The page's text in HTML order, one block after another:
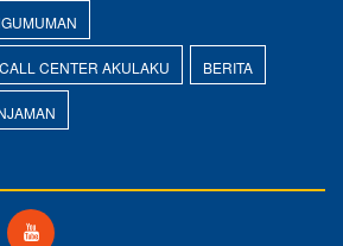
CENTER AKULAKU BERITA